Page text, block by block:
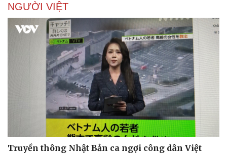
NGƯỜI VIỆT
Truyền thông Nhật Bản ca ngợi công dân Việt